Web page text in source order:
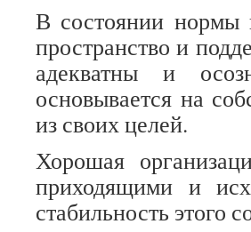
В состоянии нормы
пространство и
адекватны и
основывается на
из своих целей.
Хорошая
приходящими и
стабильность этого